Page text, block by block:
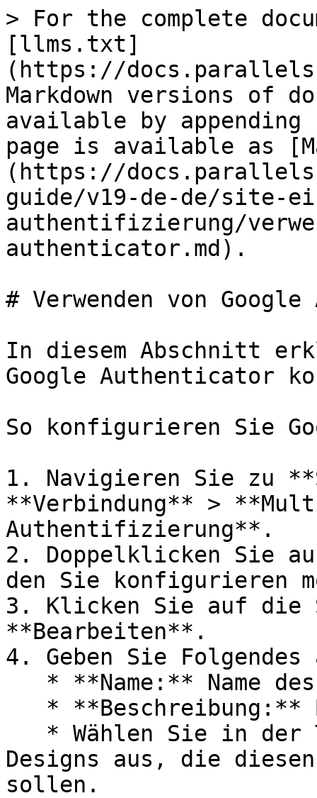
> For the complete
[llms.txt]
(https://
Markdown versions of
available by
page is available as
(https://
guide/v19-de-de/site-
authentifizierung/
authenticator.md).
# Verwenden von
In diesem Abschnitt
Google Authenticator
So konfigurieren Sie
1. Navigieren Sie zu
**Verbindung** >
Authentifizierung**.
2. Doppelklicken Sie
den Sie konfigurieren
3. Klicken Sie auf die
**Bearbeiten**.
4. Geben Sie Folgendes
Designs aus, die diesen
sollen.